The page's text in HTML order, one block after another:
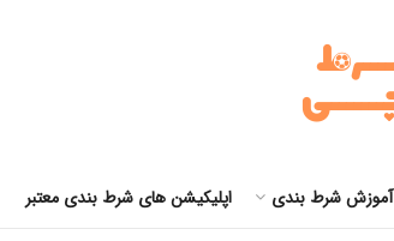
آموزش شرط بندی اپلیکیشن های شرط بندی معتبر